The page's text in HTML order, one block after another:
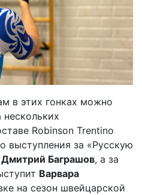
в этих гонках можно
Robinson Trentino
выступления за «Русскую
Дмитрий Баграшов, а за
Варвара
на сезон швейцарской